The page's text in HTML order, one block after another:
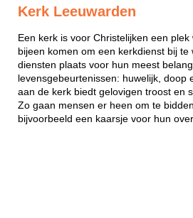
Kerk Leeuwarden
Een kerk is voor Christelijken een
bijeen komen om een kerkdienst bij te
diensten plaats voor hun meest
levensgebeurtenissen: huwelijk, doop
aan de kerk biedt gelovigen troost en
Zo gaan mensen er heen om te
bijvoorbeeld een kaarsje voor hun